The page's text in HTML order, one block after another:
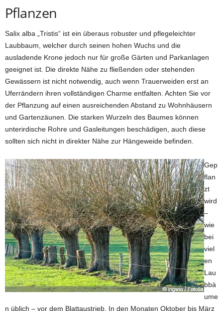
Pflanzen
Salix alba „Tristis“ ist ein überaus robuster und pflegeleichter
Laubbaum, welcher durch seinen hohen Wuchs und die
ausladende Krone jedoch nur für große Gärten und Parkanlagen
geeignet ist. Die direkte Nähe zu fließenden oder stehenden
Gewässern ist nicht notwendig, auch wenn Trauerweiden erst an
Uferrändern ihren vollständigen Charme entfalten. Achten Sie vor
der Pflanzung auf einen ausreichenden Abstand zu Wohnhäusern
und Gartenzäunen. Die starken Wurzeln des Baumes können
unterirdische Rohre und Gasleitungen beschädigen, auch diese
sollten sich nicht in direkter Nähe zur Hängeweide befinden.
Gep
flan
zt
wird
–
wie
bei
viel
en
Lau
bbä
ume
n üblich – vor dem Blattaustrieb. In den Monaten Oktober bis März